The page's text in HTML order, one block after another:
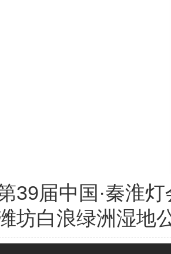
39届中国·秦淮
坊白浪绿洲湿地